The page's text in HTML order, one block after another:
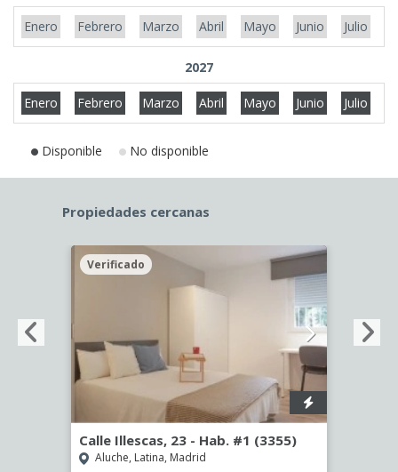
Enero Febrero Marzo Abril Mayo Junio Julio
2027
Enero Febrero Marzo Abril Mayo Junio Julio
Disponible No disponible
Propiedades cercanas
Verificado
Calle Illescas, 23 - Hab. #1 (3355)
Aluche, Latina, Madrid